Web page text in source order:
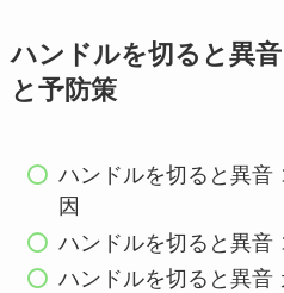
ハンドルを切ると異
と予防策
ハンドルを切ると異音
因
ハンドルを切ると異音
ハンドルを切ると異音